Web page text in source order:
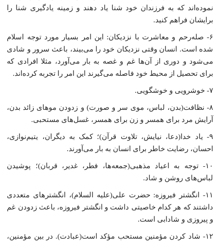
نموده‌اند که به فرزندان خود شنا یاد دهند و زمینه یادگیرى شنا را
برایشان فراهم کنید.
۶- صله‌رحم و معاشرت با نزدیکان: این امر بسیار مورد توجه اسلام
شده است. انسان وقتى نزدیکان خود را مى‌بیند، باعث سرور و شادى
مى‌شود و دورى از آن‌ها غم و غصه به بار مى‌آورد، مثلا افرادى که
براى تحصیل از محیط خود فاصله مى‌گیرند این امر را تجربه کرده‌اند.
۷- خوشرویى و خوشگویى.
۸- نظافت(بدن، لباس، موى سر و صورت) و زدودن موهاى زائد بدن،
آرایش مرد براى همسر و زن براى همسر، غسل‌هاى مستحبى.
۹- یاد خدا(دعا، نیایش، تلاوت قرآن)؛ کمک به دیگران، یتیم‌نوازى،
احسان، رضایت خاطر براى انسان به بار مى‌آورند.
۱۰- توجه به اعیاد مذهبى(جمعه‌ها، فطر، غدیر، قربان)؛ پوشیدن
لباس‌هاى روشن و شاد.
۱۱- انگشتر فیروزه: حضرت على(علیه السلام)، انگشترهاى متعددى
داشتند که هر کدام خاصیتى داشت و انگشتر فیروزه، باعث زدودن غم
و پیروزى و شادابى است.
۱۲- شاد کردن مؤمنین مستحب مؤکد است(عبادت). در بین مؤمنین،